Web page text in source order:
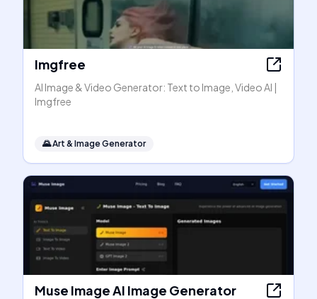
Imgfree
AI Image & Video Generator: Text to Image, Video AI |
Imgfree
🌄Art & Image Generator
Muse Image AI Image Generator